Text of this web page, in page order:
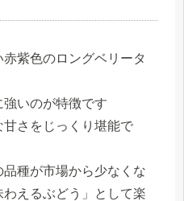
紫色のロングベリータ
いのが特徴です
さをじっくり堪能で
種が市場から少なくな
えるぶどう」として楽